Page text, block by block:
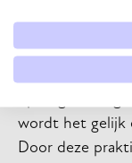
meubelstukken
een plankje erin
bijvoorbeeld je
wordt het gelijk
Door deze